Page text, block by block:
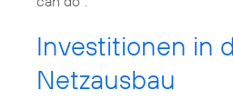
Investitionen in
Netzausbau